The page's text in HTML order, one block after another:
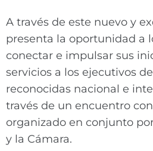
A través de este nuevo y
presenta la oportunidad a
conectar e impulsar sus
servicios a los ejecutivos
reconocidas nacional e
través de un encuentro
organizado en conjunto
y la Cámara.